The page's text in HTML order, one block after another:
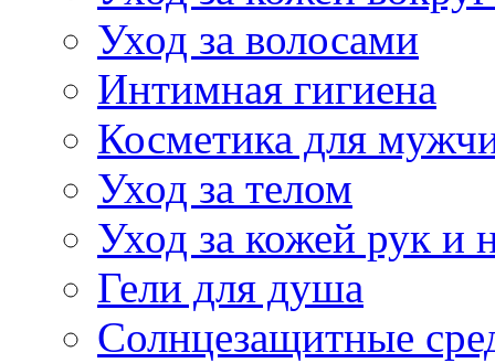
Уход за волосами
Интимная гигиена
Косметика для
Уход за телом
Уход за кожей рук и
Гели для душа
Солнцезащитные